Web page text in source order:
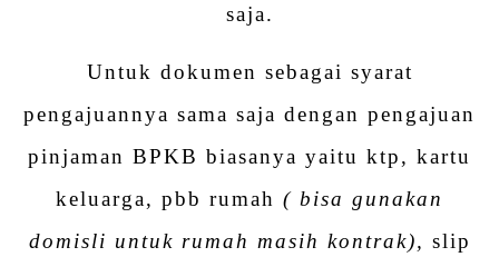
saja.
Untuk dokumen sebagai syarat
pengajuannya sama saja dengan pengajuan
pinjaman BPKB biasanya yaitu ktp, kartu
keluarga, pbb rumah ( bisa gunakan
domisli untuk rumah masih kontrak), slip